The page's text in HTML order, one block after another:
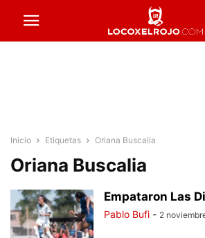
Inicio Etiquetas Oriana Buscalia
Oriana Buscalia
Empataron Las
Pablo Bufi - 2